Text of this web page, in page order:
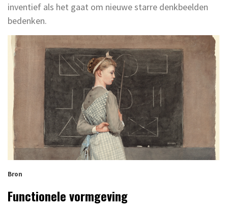
inventief als het gaat om nieuwe starre denkbeelden
bedenken.
Bron
Functionele vormgeving